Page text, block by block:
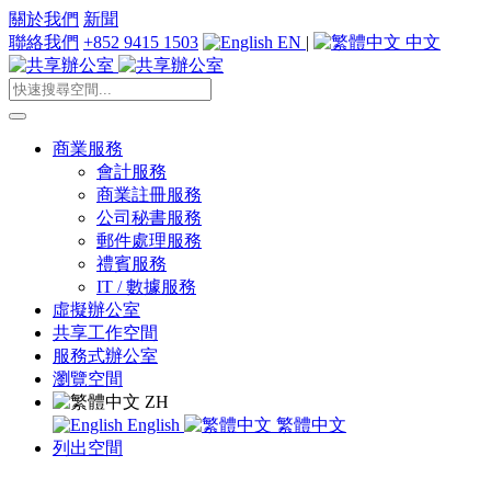
關於我們 新聞
聯絡我們 +852 9415 1503 EN | 中文
商業服務
會計服務
商業註冊服務
公司秘書服務
郵件處理服務
禮賓服務
IT / 數據服務
虛擬辦公室
共享工作空間
服務式辦公室
瀏覽空間
ZH
English
繁體中文
列出空間